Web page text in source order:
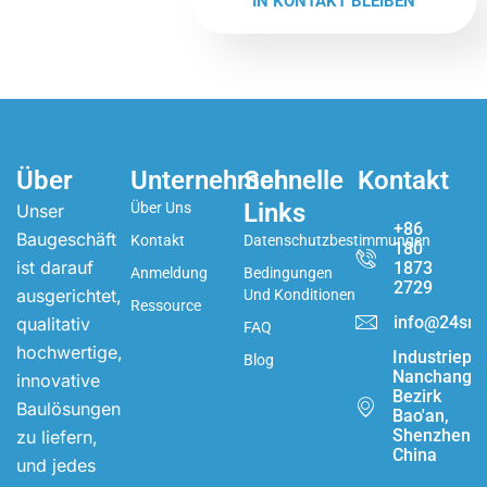
Über
Unser
Baugeschäft
ist darauf
ausgerichtet,
qualitativ
hochwertige,
innovative
Baulösungen
zu liefern,
und jedes
Unternehmen
Über Uns
Kontakt
Anmeldung
Ressource
Schnelle
Links
Datenschutzbestimmungen
Bedingungen
Und Konditionen
FAQ
Blog
Kontakt
+86
180
1873
2729
Nanchang,
Bezirk
Bao'an,
Shenzhen,
China